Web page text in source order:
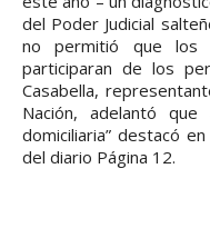
del Poder Judicial
no permitió que los
participaran de los
Casabella,
Nación, adelantó
domiciliaria” destacó
del diario Página 12.